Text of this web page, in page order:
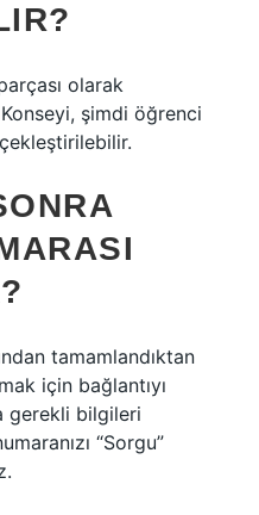
olarak
şimdi öğrenci
tamamlandıktan
için bağlantıyı
gerekli bilgileri
“Sorgu”